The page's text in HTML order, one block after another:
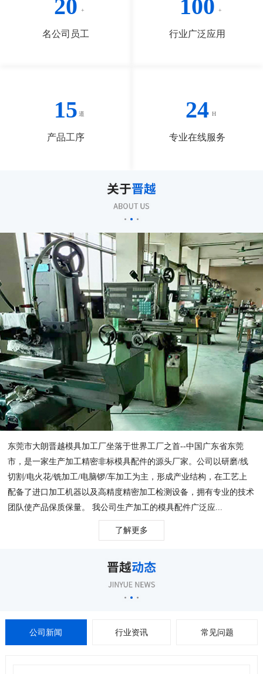
20
名公司员工
100
行业广泛应用
15
产品工序
24
专业在线服务
东莞市大朗晋越模具加工厂坐落于世界工厂之首--中国广东省东莞
市，是一家生产加工精密非标模具配件的源头厂家。公司以研磨/线
切割/电火花/铣加工/电脑锣/车加工为主，形成产业结构，在工艺上
配备了进口加工机器以及高精度精密加工检测设备，拥有专业的技术
团队使产品保质保量。 我公司生产加工的模具配件广泛应...
了解更多
公司新闻 行业资讯 常见问题